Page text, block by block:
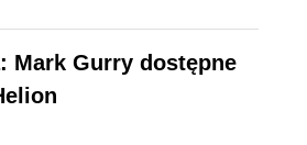
Mark Gurry dostępne